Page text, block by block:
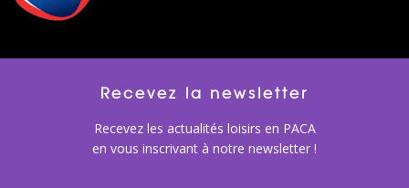
Recevez la newsletter
Recevez les actualités loisirs en PACA
en vous inscrivant à notre newsletter !